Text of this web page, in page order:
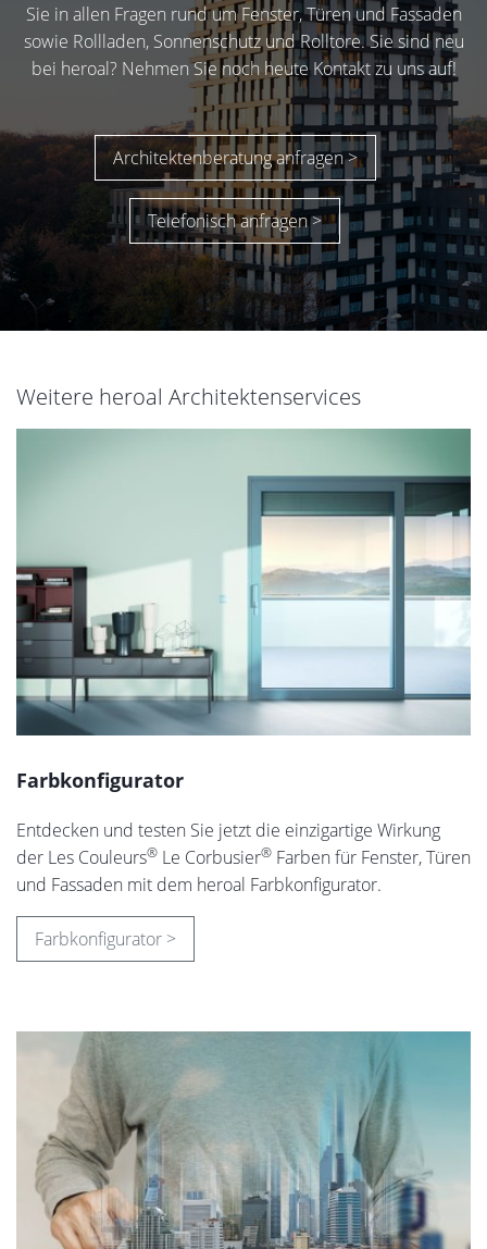
Sie in allen Fragen rund um Fenster, Türen und Fassaden
sowie Rollladen, Sonnenschutz und Rolltore. Sie sind neu
bei heroal? Nehmen Sie noch heute Kontakt zu uns auf!
Architektenberatung anfragen >
Telefonisch anfragen >
Weitere heroal Architektenservices
Farbkonfigurator
Entdecken und testen Sie jetzt die einzigartige Wirkung
der Les Couleurs® Le Corbusier® Farben für Fenster, Türen
und Fassaden mit dem heroal Farbkonfigurator.
Farbkonfigurator >